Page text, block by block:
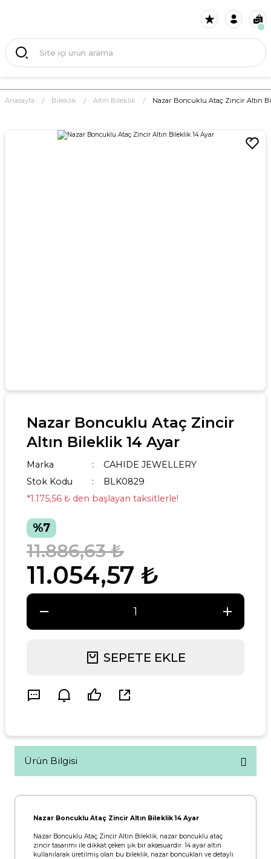
Anasayfa Bileklik Altın Bileklik Nazar Boncuklu Ataç Zincir Altın
Nazar Boncuklu Ataç Zincir
Altın Bileklik 14 Ayar
Marka
CAHIDE JEWELLERY
Stok Kodu
BLK0829
*1.175,56 ₺ den başlayan taksitlerle!
%7
11.054,57 ₺
11.886,63 ₺
SEPETE EKLE
Ürün Bilgisi
Nazar Boncuklu Ataç Zincir Altın Bileklik 14 Ayar
Nazar Boncuklu Ataç Zincir Altın Bileklik, nazar boncuklu ataç
zincir tasarımı ile dikkat çeken şık bir aksesuardır. 14 ayar altın
kullanılarak üretilmiş olan bu bileklik, nazar boncukları ve detaylı